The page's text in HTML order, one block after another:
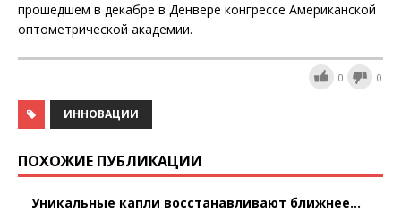
прошедшем в декабре в Денвере конгрессе Американской
оптометрической академии.
0 0
ИННОВАЦИИ
ПОХОЖИЕ ПУБЛИКАЦИИ
Уникальные капли восстанавливают ближнее...